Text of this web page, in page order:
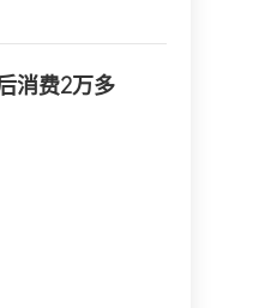
消费2万多